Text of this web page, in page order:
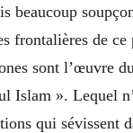
beaucoup
frontalières de
sont l’œuvre
Islam ». Lequel
qui sévissent